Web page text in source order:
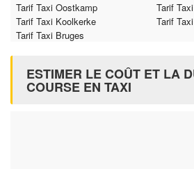
Tarif Taxi Oostkamp
Tarif
Tarif Taxi Koolkerke
Tarif
Tarif Taxi Bruges
ESTIMER LE COÛT ET LA
COURSE EN TAXI